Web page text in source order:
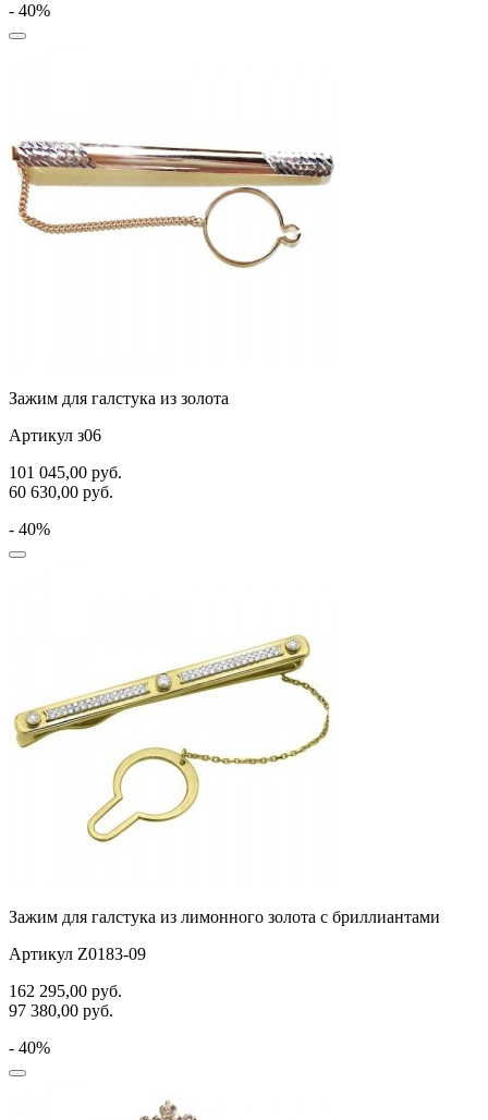
- 40%
Зажим для галстука из золота
Артикул з06
101 045,00 руб.
60 630,00 руб.
- 40%
Зажим для галстука из лимонного золота с бриллиантами
Артикул Z0183-09
162 295,00 руб.
97 380,00 руб.
- 40%